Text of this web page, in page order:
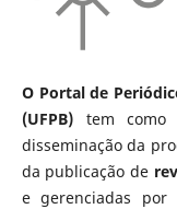
O Portal de
(UFPB)tem como
disseminação da
da publicação de
e gerenciadas por